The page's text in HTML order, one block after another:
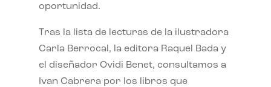
oportunidad.
Tras la lista de lecturas de la ilustradora
Carla Berrocal, la editora Raquel Bada y
el diseñador Ovidi Benet, consultamos a
Ivan Cabrera por los libros que